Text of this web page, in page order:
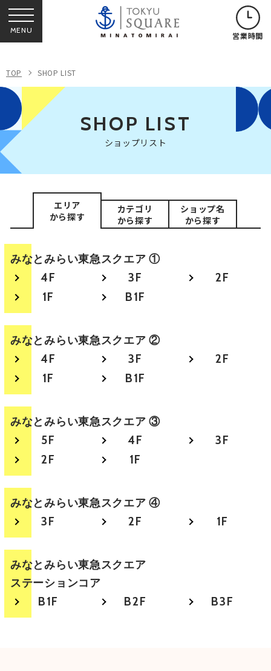
MENU 営業時間
TOP SHOP LIST
SHOP LIST
ショップリスト
エリア
から探す
カテゴリ
から探す
ショップ名
から探す
みなとみらい東急スクエア ①
4F 3F
2F
1F
B1F
みなとみらい東急スクエア ②
4F 3F
2F
1F
B1F
みなとみらい東急スクエア ③
5F 4F
3F
2F
1F
みなとみらい東急スクエア ④
3F 2F 1F
みなとみらい東急スクエア
ステーションコア
B1F B2F B3F